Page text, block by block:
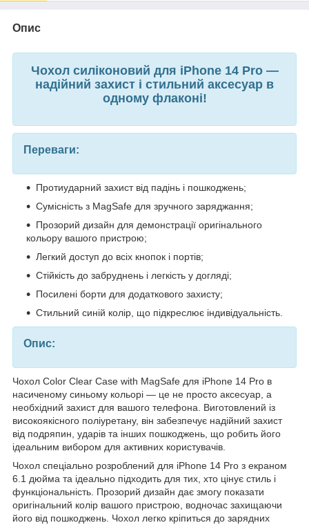
Опис
Чохол силіконовий для iPhone 14 Pro —
надійний захист і стильний аксесуар в
одному флаконі!
Переваги:
Протиударний захист від падінь і пошкоджень;
Сумісність з MagSafe для зручного заряджання;
Прозорий дизайн для демонстрації оригінального
кольору вашого пристрою;
Легкий доступ до всіх кнопок і портів;
Стійкість до забруднень і легкість у догляді;
Посилені борти для додаткового захисту;
Стильний синій колір, що підкреслює індивідуальність.
Опис:
Чохол Color Clear Case with MagSafe для iPhone 14 Pro в
насиченому синьому кольорі — це не просто аксесуар, а
необхідний захист для вашого телефона. Виготовлений із
високоякісного поліуретану, він забезпечує надійний захист
від подряпин, ударів та інших пошкоджень, що робить його
ідеальним вибором для активних користувачів.
Чохол спеціально розроблений для iPhone 14 Pro з екраном
6.1 дюйма та ідеально підходить для тих, хто цінує стиль і
функціональність. Прозорий дизайн дає змогу показати
оригінальний колір вашого пристрою, водночас захищаючи
його від пошкоджень. Чохол легко кріпиться до зарядних